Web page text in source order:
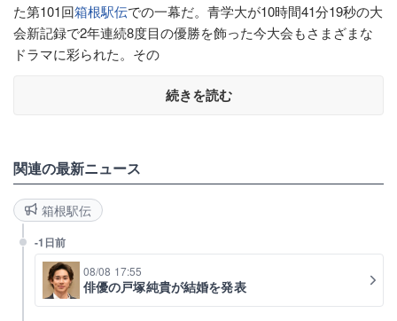
た第101回箱根駅伝での一幕だ。青学大が10時間41分19秒の大
会新記録で2年連続8度目の優勝を飾った今大会もさまざまな
ドラマに彩られた。その
続きを読む
関連の最新ニュース
箱根駅伝
-1日前
08/08 17:55
俳優の戸塚純貴が結婚を発表